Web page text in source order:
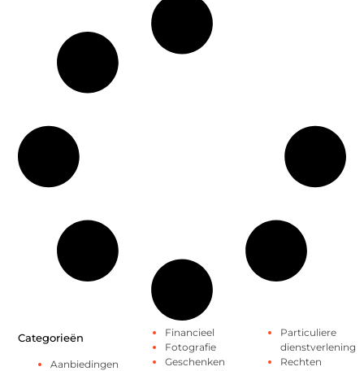
Categorieën
Aanbiedingen
Financieel
Fotografie
Geschenken
Particuliere
dienstverlening
Rechten